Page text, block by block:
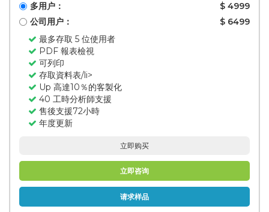
多用户：
$ 4999
公司用户：
$ 6499
最多存取 5 位使用者
PDF 報表檢視
可列印
存取資料表/li>
Up 高達10％的客製化
40 工時分析師支援
售後支援72小時
年度更新
立即购买
立即咨询
请求样品